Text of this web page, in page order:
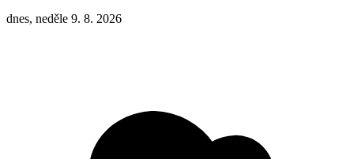
dnes, neděle 9. 8. 2026